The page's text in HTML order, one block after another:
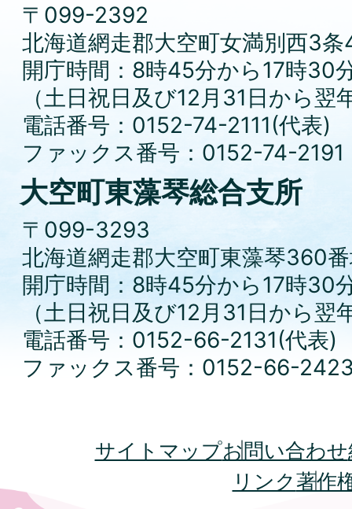
〒099-2392
北海道網走郡大空町女満別西3条
開庁時間：8時45分から17時30
（土日祝日及び12月31日から
電話番号：0152-74-2111(代表)
ファックス番号：0152-74-2191
大空町東藻琴総合支所
〒099-3293
北海道網走郡大空町東藻琴360
開庁時間：8時45分から17時30
（土日祝日及び12月31日から
電話番号：0152-66-2131(代表)
ファックス番号：0152-66-
サイトマップお問い合わせ
リンク著作